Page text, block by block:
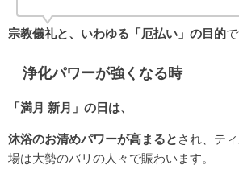
宗教儀礼と、いわゆる「厄払い」の目的
浄化パワーが強くなる時
「満月 新月」の日は、
沐浴のお清めパワーが高まると され、テ
場は大勢のバリの人々で賑わいます。